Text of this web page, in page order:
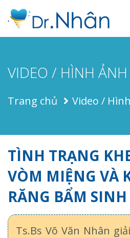
VIDEO / HÌNH ẢNH
Trang chủ Video /
TÌNH TRẠNG
VÒM MIỆNG VÀ
RĂNG BẨM SINH
Ts.Bs Võ Văn Nhân